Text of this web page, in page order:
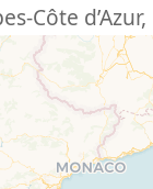
Côte d’Azur,